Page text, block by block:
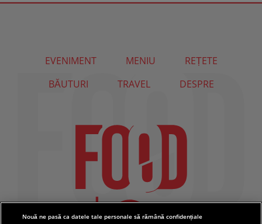
EVENIMENT MENIU
REȚETE
BĂUTURI
TRAVEL DESPRE
Nouă ne pasă ca datele tale personale să rămână confidențiale